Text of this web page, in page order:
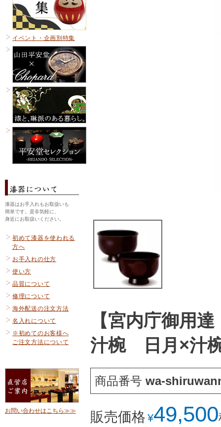
イベント・企画別特集
漆器はお手入れもお取扱いも
簡単です。是非気軽に、
身近にお取扱いください。
初めて漆器を使われる
方へ
お手入れの仕方
使い方
品質について
修理について
海外配送の注文方法
名入れについて
※初めてのお客様へ
ご注文方法について
お問い合わせはこちら≫≫
【宮内庁御用
汁椀 日月×汁
商品番号 wa-
販売価格 ¥49,500